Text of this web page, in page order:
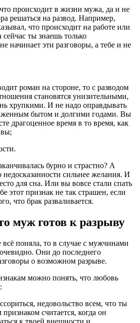
происходит в жизни мужа, да и не
решаться на развод. Например,
что происходит на работе или
сейчас ты знаешь только
начинает эти разговоры, а тебе и не
роман на стороне, то с разводом
становятся унизительными,
хрупкими. И не надо оправдывать
бытом и долгими годами. Вы
драгоценное время в то время, как
бурно и страстно? А
недосказанности сильнее желания. И
для сна. Или вы вовсе стали спать
этот признак не так страшен, если
что брак разваливается.
муж готов к разрыву
поняла, то в случае с мужчинами
Они до последнего
о возможном разрыве.
можно понять, что любовь
недовольство всем, что ты
считается, когда он
к твоей внешности и